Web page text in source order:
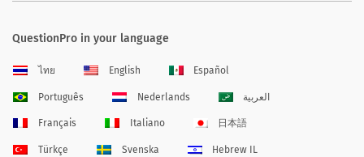
QuestionPro in your language
ไทย English Español
Português Nederlands العربية
Français Italiano 日本語
Türkçe Svenska Hebrew IL